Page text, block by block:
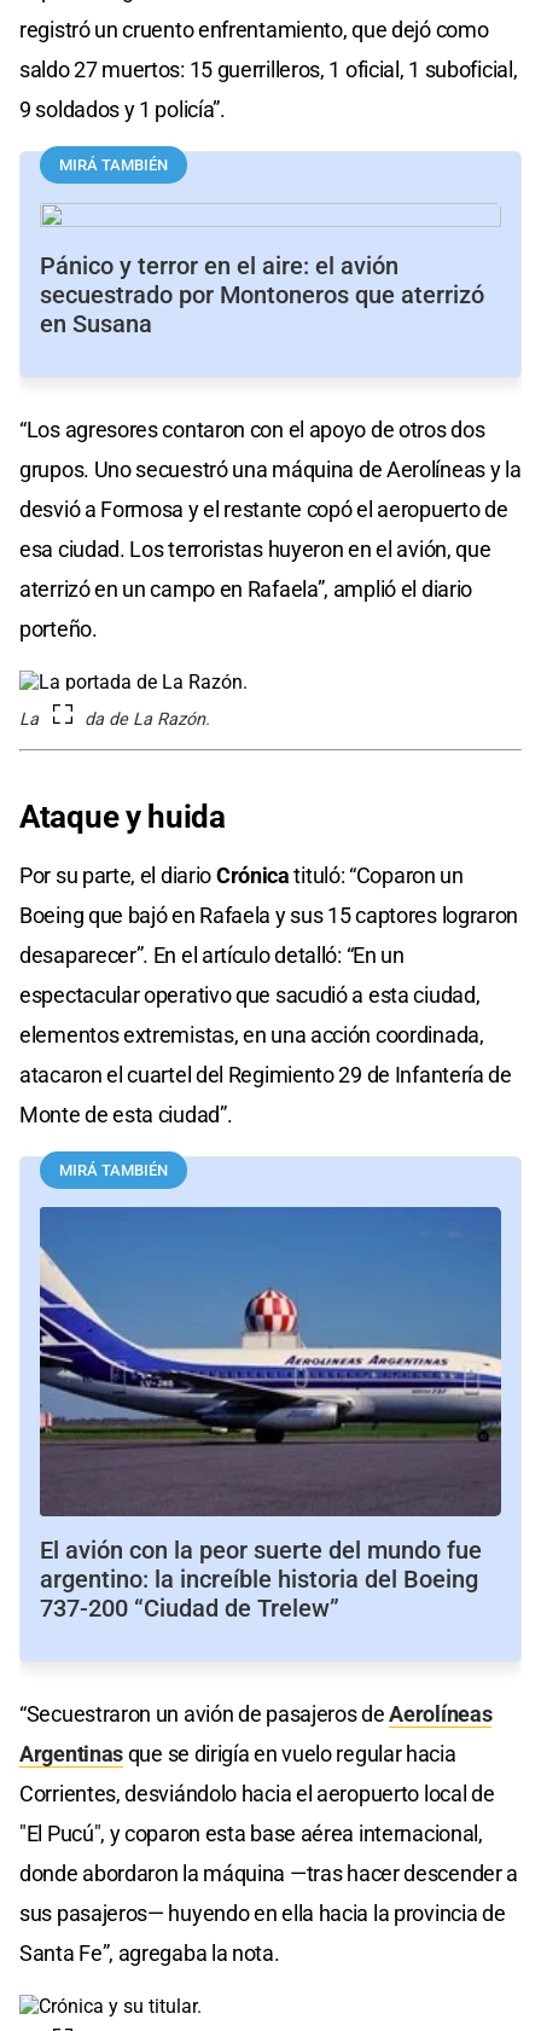
registró un cruento enfrentamiento, que dejó como
saldo 27 muertos: 15 guerrilleros, 1 oficial, 1 suboficial,
9 soldados y 1 policía”.
MIRÁ TAMBIÉN
Pánico y terror en el aire: el avión
secuestrado por Montoneros que aterrizó
en Susana
“Los agresores contaron con el apoyo de otros dos
grupos. Uno secuestró una máquina de Aerolíneas y la
desvió a Formosa y el restante copó el aeropuerto de
esa ciudad. Los terroristas huyeron en el avión, que
aterrizó en un campo en Rafaela”, amplió el diario
porteño.
La portada de La Razón.
Ataque y huida
Por su parte, el diarioCrónicatituló: “Coparon un
Boeing que bajó en Rafaela y sus 15 captores lograron
desaparecer”. En el artículo detalló: “En un
espectacular operativo que sacudió a esta ciudad,
elementos extremistas, en una acción coordinada,
atacaron el cuartel del Regimiento 29 de Infantería de
Monte de esta ciudad”.
MIRÁ TAMBIÉN
El avión con la peor suerte del mundo fue
argentino: la increíble historia del Boeing
737-200 “Ciudad de Trelew”
“Secuestraron un avión de pasajeros deAerolíneas
Argentinasque se dirigía en vuelo regular hacia
Corrientes, desviándolo hacia el aeropuerto local de
"El Pucú", y coparon esta base aérea internacional,
donde abordaron la máquina —tras hacer descender a
sus pasajeros— huyendo en ella hacia la provincia de
Santa Fe”, agregaba la nota.